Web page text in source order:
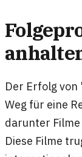
Der Erfolg von
Weg für eine
darunter
Diese Filme